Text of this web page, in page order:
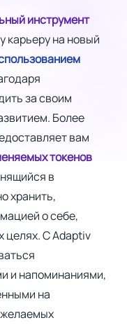
инструмент
карьеру на новый
за своим
Более
вам
токенов
в
хранить,
о себе,
целях. С Adaptiv
и напоминаниями,
на
желаемых